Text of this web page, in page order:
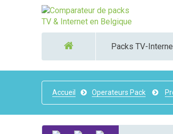
Packs TV-
Accueil Operateurs Pack